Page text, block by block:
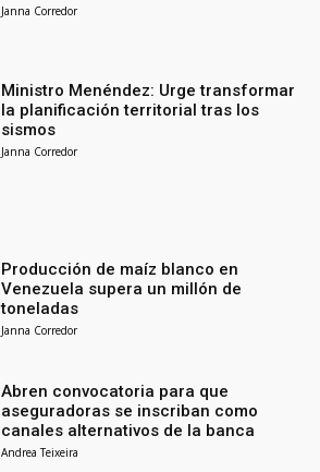
Janna Corredor
Ministro Menéndez: Urge transformar
la planificación territorial tras los
sismos
Janna Corredor
Producción de maíz blanco en
Venezuela supera un millón de
toneladas
Janna Corredor
Abren convocatoria para que
aseguradoras se inscriban como
canales alternativos de la banca
Andrea Teixeira